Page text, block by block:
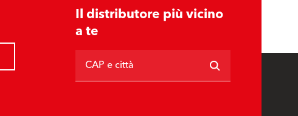
Il distributore più vicino
a te
CAP e città